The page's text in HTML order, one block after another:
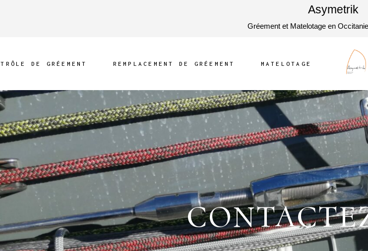
Asymetrik
Gréement et Matelotage en Occitanie
DE GRÉEMENT REMPLACEMENT DE GRÉEMENT MATELOTAGE